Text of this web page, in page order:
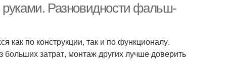
руками. Разновидности фальш-
как по конструкции, так и по функционалу.
затрат, монтаж других лучше доверить